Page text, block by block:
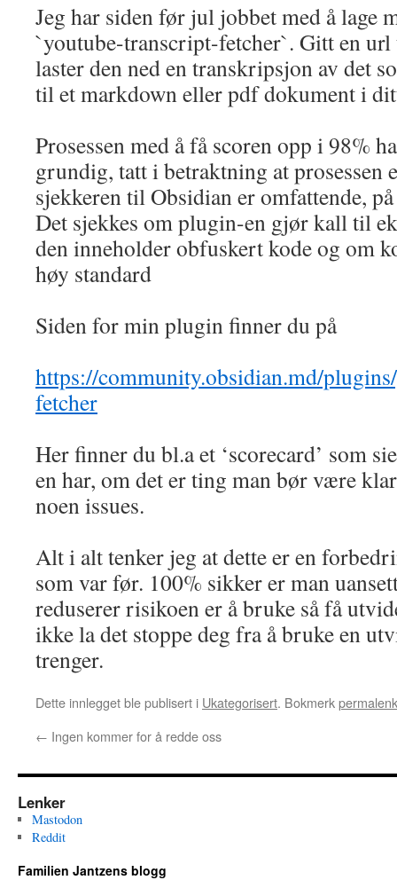
Jeg har siden før jul jobbet med å lage
`youtube-transcript-fetcher`. Gitt en
laster den ned en transkripsjon av det
til et markdown eller pdf dokument i
Prosessen med å få scoren opp i 98%
grundig, tatt i betraktning at prosessen
sjekkeren til Obsidian er omfattende,
Det sjekkes om plugin-en gjør kall til
den inneholder obfuskert kode og om
høy standard
Siden for min plugin finner du på
https://community.obsidian.md/
fetcher
Her finner du bl.a et ‘scorecard’ som
en har, om det er ting man bør være
noen issues.
Alt i alt tenker jeg at dette er en
som var før. 100% sikker er man
reduserer risikoen er å bruke så få
ikke la det stoppe deg fra å bruke en
trenger.
Dette innlegget ble publisert i Ukategorisert. Bokmerk
← Ingen kommer for å redde oss
Lenker
Mastodon
Reddit
Familien Jantzens blogg